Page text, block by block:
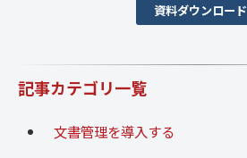
資料ダウンロード
記事カテゴリ一覧
文書管理を導入する